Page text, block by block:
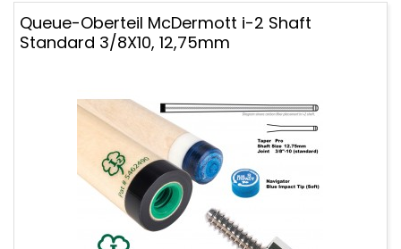
Queue-Oberteil McDermott i-2 Shaft
Standard 3/8X10, 12,75mm